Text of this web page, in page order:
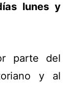
lunes y
parte del
y al